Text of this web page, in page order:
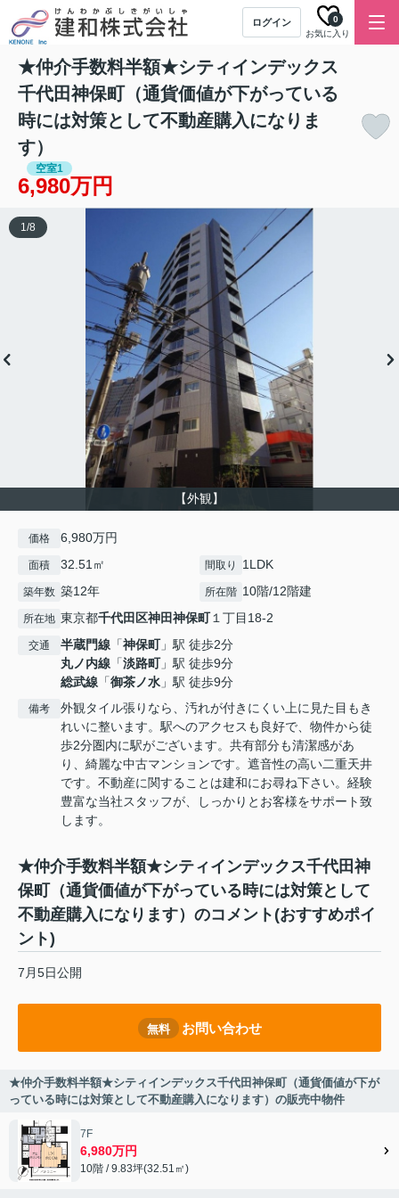
ログイン
お気に入り
0
★仲介手数料半額★シティインデックス
千代田神保町（通貨価値が下がっている
時には対策として不動産購入になりま
す）
空室1
6,980万円
【外観】
1/8
価格 6,980万円
面積 32.51㎡ 間取り 1LDK
築年数 築12年 所在階 10階/12階建
所在地 東京都千代田区神田神保町１丁目18-2
交通 半蔵門線 「神保町」駅 徒歩2分
丸ノ内線 「淡路町」駅 徒歩9分
総武線 「御茶ノ水 」駅 徒歩9分
備考
外観タイル張りなら、汚れが付きにくい上に見た目もき
れいに整います。駅へのアクセスも良好で、物件から徒
歩2分圏内に駅がございます。共有部分も清潔感があ
り、綺麗な中古マンションです。遮音性の高い二重天井
です。不動産に関することは建和にお尋ね下さい。経験
豊富な当社スタッフが、しっかりとお客様をサポート致
します。
★仲介手数料半額★シティインデックス千代田神
保町（通貨価値が下がっている時には対策として
不動産購入になります）のコメント(おすすめポイ
ント)
7月5日公開
無料 お問い合わせ
★仲介手数料半額★シティインデックス千代田神保町（通貨価値が下が
っている時には対策として不動産購入になります）の販売中物件
7F
6,980万円
10階 / 9.83坪(32.51㎡)